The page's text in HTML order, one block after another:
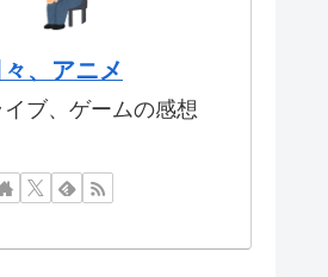
々、アニメ
ブ、ゲームの感想